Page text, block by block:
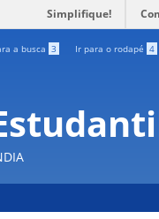
Simplifique!
a busca 3 Ir para o rodapé 4